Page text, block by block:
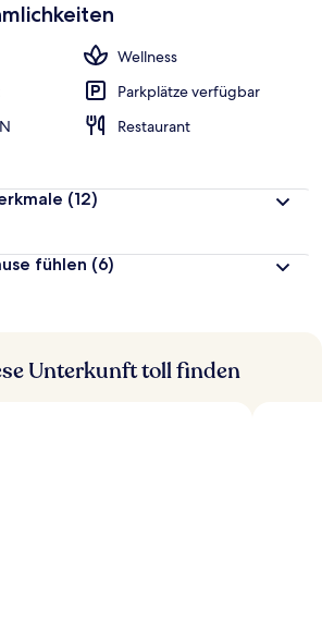
Wellness
Parkplätze verfügbar
Restaurant
(12)
fühlen (6)
Unterkunft toll finden